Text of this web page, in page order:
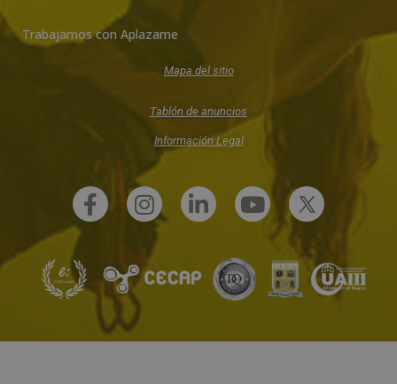
Trabajamos con Aplazame
Mapa del sitio
Tablón de anuncios
Información Legal